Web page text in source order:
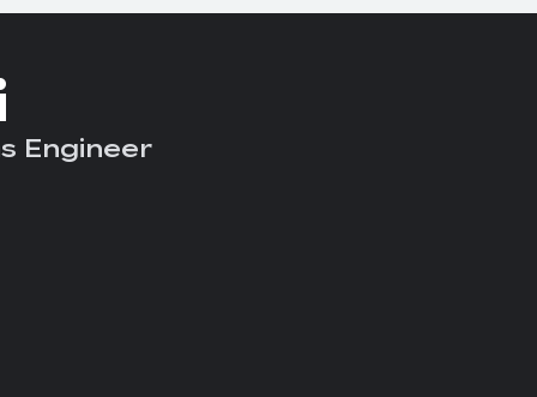
Engineer